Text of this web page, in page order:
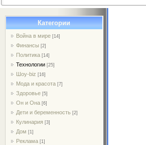
Категории
Война в мире [14]
Финансы [2]
Политика [14]
Технологии [25]
Шоу-biz [16]
Мода и красота [7]
Здоровье [5]
Он и Она [6]
Дети и беременность [2]
Кулинария [3]
Дом [1]
Реклама [1]